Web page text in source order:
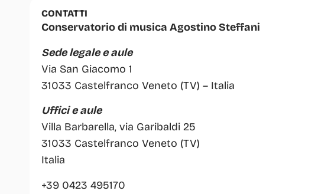
CONTATTI
Conservatorio di musica Agostino Steffani
Sede legale e aule
Via San Giacomo 1
31033 Castelfranco Veneto (TV) – Italia
Uffici e aule
Villa Barbarella, via Garibaldi 25
31033 Castelfranco Veneto (TV)
Italia
+39 0423 495170